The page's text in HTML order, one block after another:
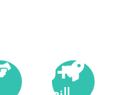
+200
+30